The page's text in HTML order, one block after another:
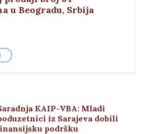
u Beogradu, Srbija
KAIP-VBA: Mladi
iz Sarajeva dobili
podršku